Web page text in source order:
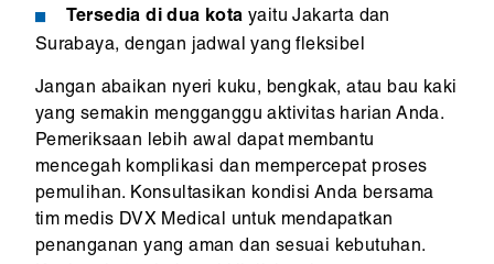
Tersedia di dua kota yaitu Jakarta dan
Surabaya, dengan jadwal yang fleksibel
Jangan abaikan nyeri kuku, bengkak, atau bau kaki
yang semakin mengganggu aktivitas harian Anda.
Pemeriksaan lebih awal dapat membantu
mencegah komplikasi dan mempercepat proses
pemulihan. Konsultasikan kondisi Anda bersama
tim medis DVX Medical untuk mendapatkan
penanganan yang aman dan sesuai kebutuhan.